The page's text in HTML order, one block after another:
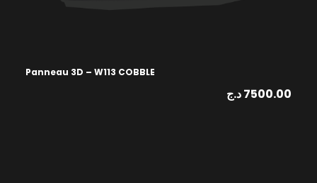
Panneau 3D – W113 COBBLE
7500.00د.ج